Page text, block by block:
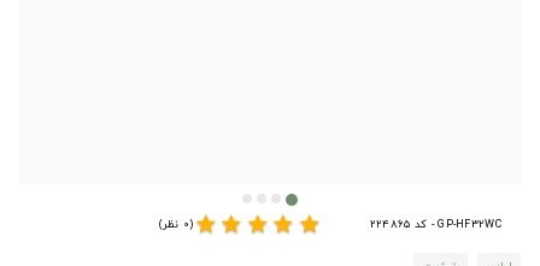
GP-HF32WC - کد 224865 star
star
star
star
star(0 نظر)